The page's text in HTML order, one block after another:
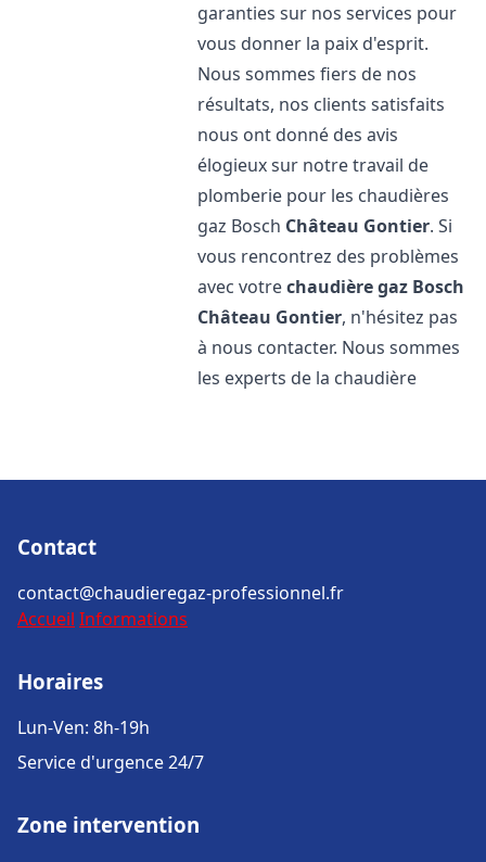
garanties sur nos services pour
vous donner la paix d'esprit.
Nous sommes fiers de nos
résultats, nos clients satisfaits
nous ont donné des avis
élogieux sur notre travail de
plomberie pour les chaudières
gaz Bosch Château Gontier. Si
vous rencontrez des problèmes
avec votrechaudière gaz Bosch
Château Gontier, n'hésitez pas
à nous contacter. Nous sommes
les experts de la chaudière
Contact
contact@chaudieregaz-professionnel.fr
Accueil Informations
Horaires
Lun-Ven: 8h-19h
Service d'urgence 24/7
Zone intervention